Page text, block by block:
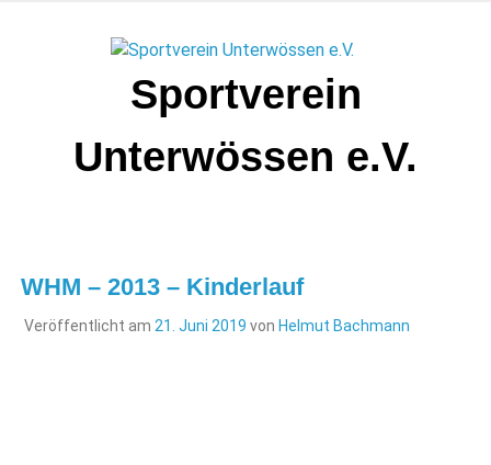
Sportverein
Unterwössen e.V.
WHM – 2013 – Kinderlauf
Veröffentlicht am 21. Juni 2019 von Helmut Bachmann